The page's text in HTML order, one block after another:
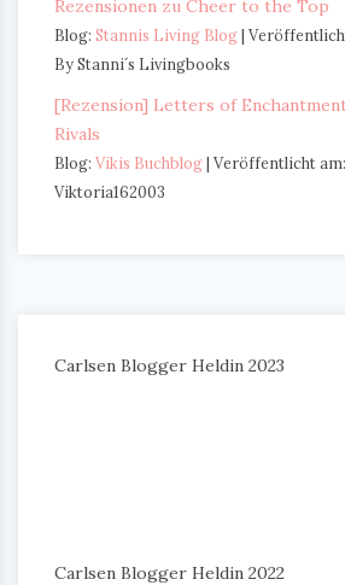
Rezensionen zu Cheer to the Top
Blog: Stannis Living Blog
By Stanni´s Livingbooks
[Rezension] Letters of
Rivals
Blog: Vikis Buchblog Veröffentlicht
Viktoria162003
Carlsen Blogger Heldin 2023
Carlsen Blogger Heldin 2022